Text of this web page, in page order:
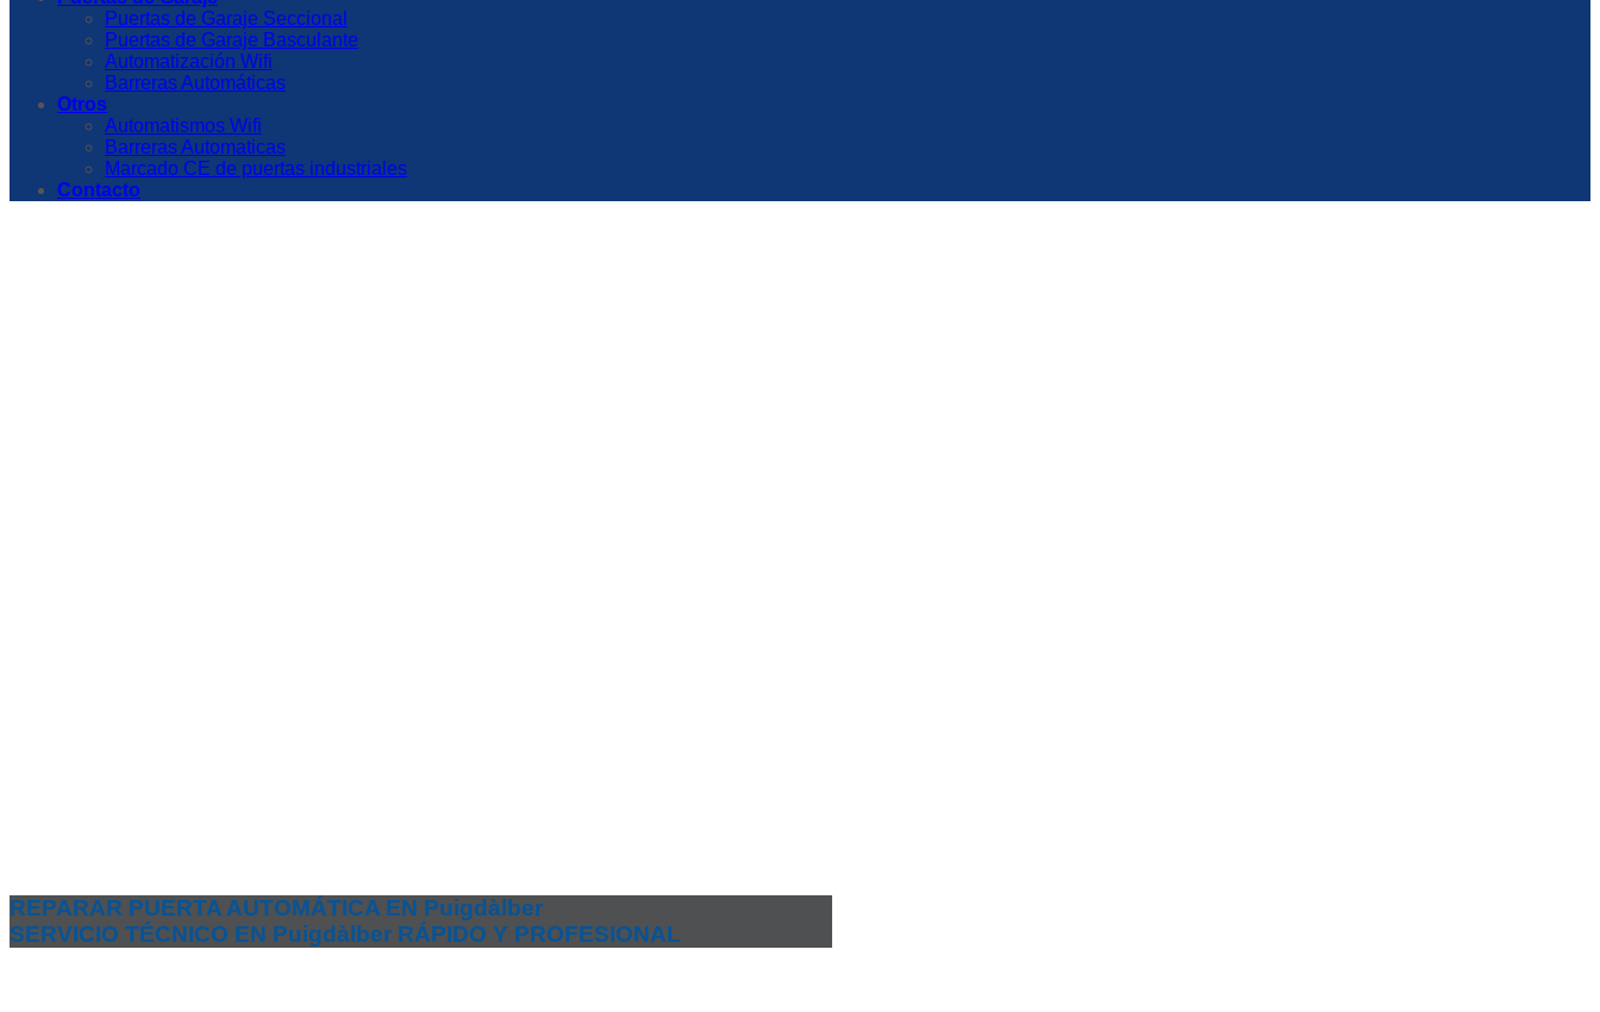
Puertas de Garaje Seccional
Puertas de Garaje Basculante
Automatización Wifi
Barreras Automáticas
Otros
Automatismos Wifi
Barreras Automaticas
Marcado CE de puertas industriales
Contacto
REPARAR PUERTA AUTOMÁTICA EN Puigdàlber
SERVICIO TÉCNICO EN Puigdàlber RÁPIDO Y PROFESIONAL